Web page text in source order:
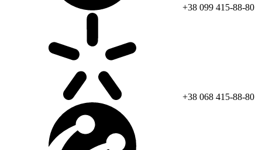
+38 099 415-88-80
+38 068 415-88-80